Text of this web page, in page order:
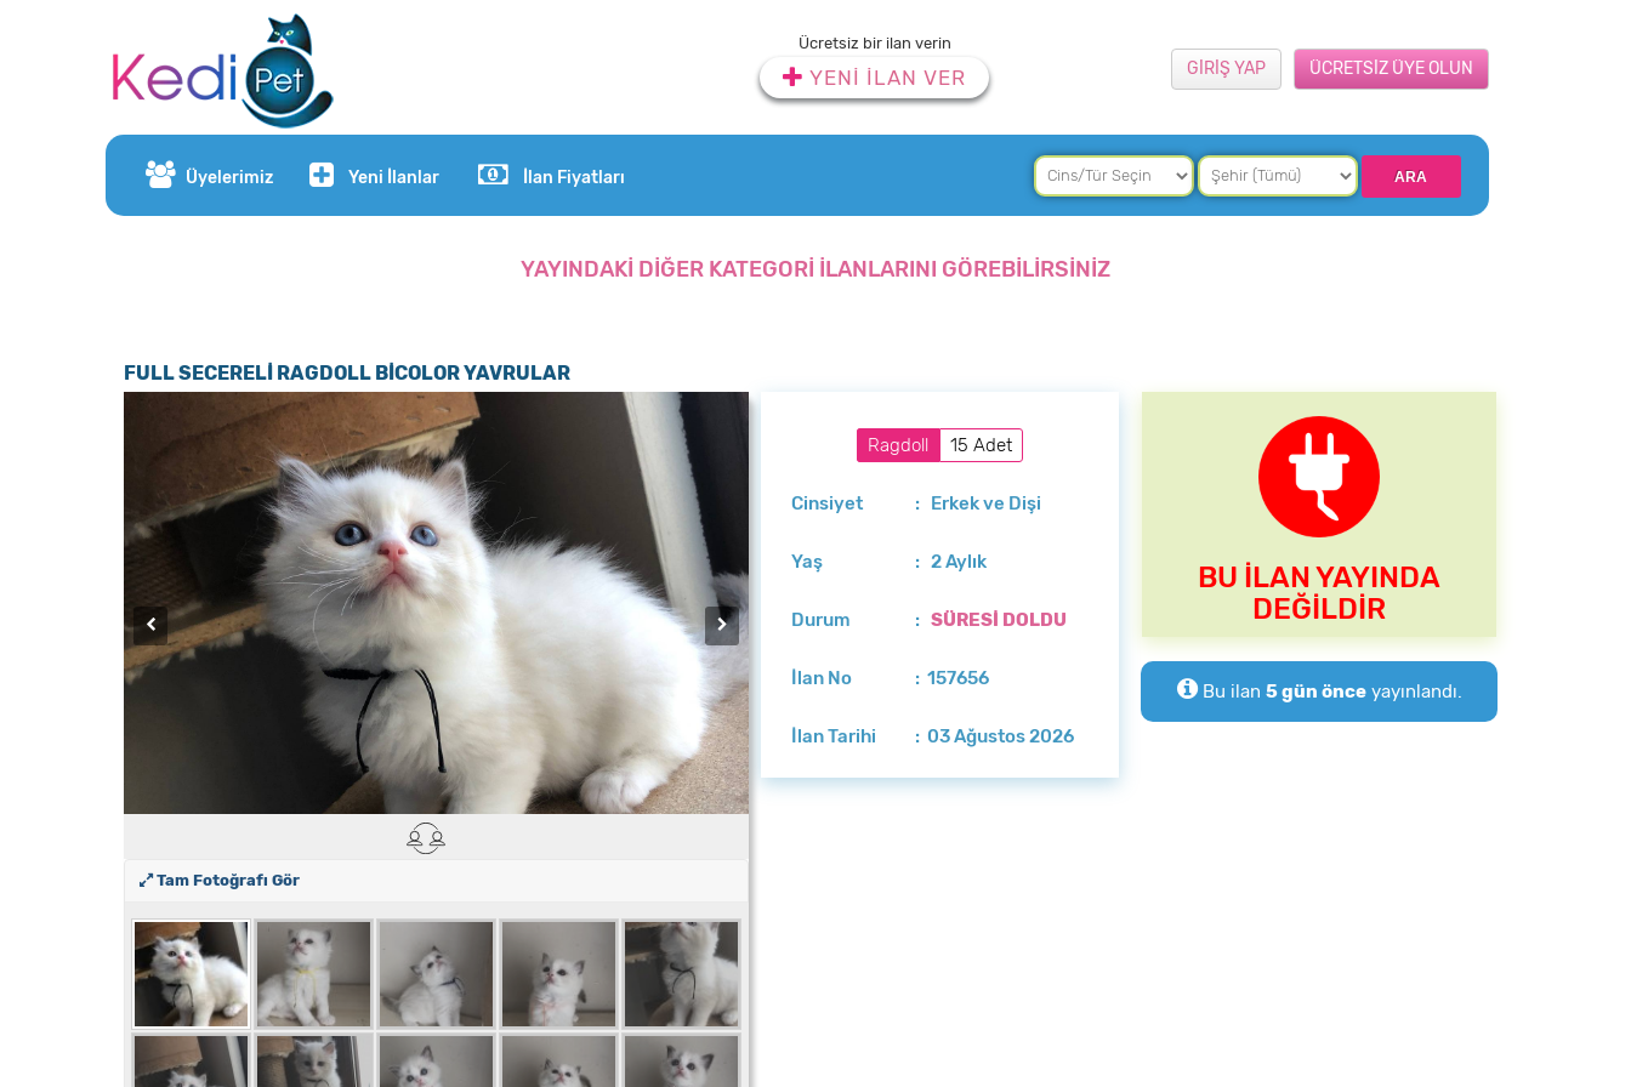
Ücretsiz bir ilan verin
YENİ İLAN VER ÜCRETSİZ ÜYE OLUN
GİRİŞ YAP
Üyelerimiz Yeni İlanlar İlan Fiyatları
YAYINDAKİ DİĞER KATEGORİ İLANLARINI GÖREBİLİRSİNİZ
FULL SECERELİ RAGDOLL BİCOLOR YAVRULAR
Tam Fotoğrafı Gör
Ragdoll 15 Adet
Cinsiyet : Erkek ve Dişi
Yaş : 2 Aylık
Durum :SÜRESİ DOLDU
İlan No : 157656
İlan Tarihi : 03 Ağustos 2026
BU İLAN YAYINDA
DEĞİLDİR
Bu ilan 5 gün önceyayınlandı.